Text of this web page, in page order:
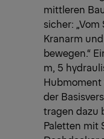
mittleren
sicher:
Kranarm
bewegen.“
m, 5
Hubmoment
der
tragen dazu
Paletten mit